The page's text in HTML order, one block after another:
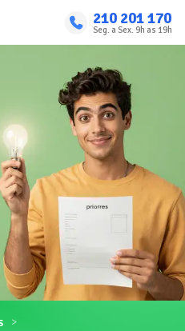
210 201 170
Seg. a Sex. 9h as 19h